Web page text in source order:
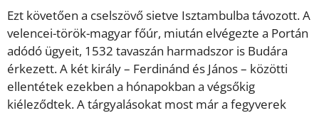
Ezt követően a cselszövő sietve Isztambulba távozott. A
velencei-török-magyar főúr, miután elvégezte a Portán
adódó ügyeit, 1532 tavaszán harmadszor is Budára
érkezett. A két király – Ferdinánd és János – közötti
ellentétek ezekben a hónapokban a végsőkig
kiéleződtek. A tárgyalásokat most már a fegyverek